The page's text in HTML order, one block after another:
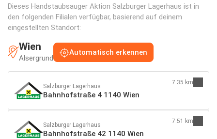
Dieses Handstaubsauger Aktion Salzburger Lagerhaus ist in
den folgenden Filialen verfügbar, basierend auf deinem
eingestellten Standort:
Wien
Alsergrund
Automatisch erkennen
Salzburger Lagerhaus
Bahnhofstraße 4 1140 Wien
7.35 km
Salzburger Lagerhaus
Bahnhofstraße 42 1140 Wien
7.51 km